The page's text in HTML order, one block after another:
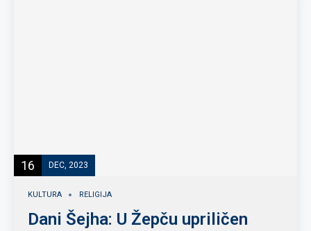
16 DEC, 2023
KULTURA RELIGIJA
Dani Šejha: U Žepču upriličen